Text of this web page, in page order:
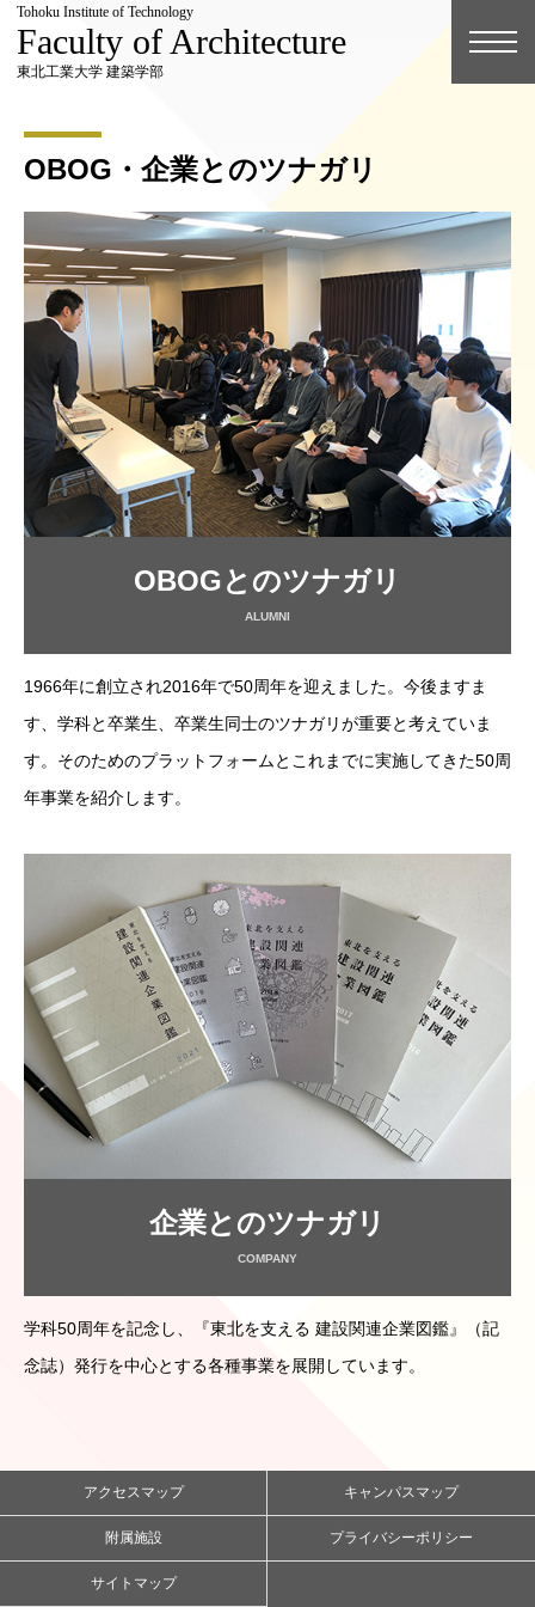
Tohoku Institute of Technology
Faculty of Architecture
東北工業大学 建築学部
OBOG・企業とのツナガリ
OBOGとのツナガリ
ALUMNI
1966年に創立され2016年で50周年を迎えました。今後ますま
す、学科と卒業生、卒業生同士のツナガリが重要と考えていま
す。そのためのプラットフォームとこれまでに実施してきた50周
年事業を紹介します。
企業とのツナガリ
COMPANY
学科50周年を記念し、『東北を支える 建設関連企業図鑑』（記
念誌）発行を中心とする各種事業を展開しています。
アクセスマップ キャンパスマップ
附属施設 プライバシーポリシー
サイトマップ